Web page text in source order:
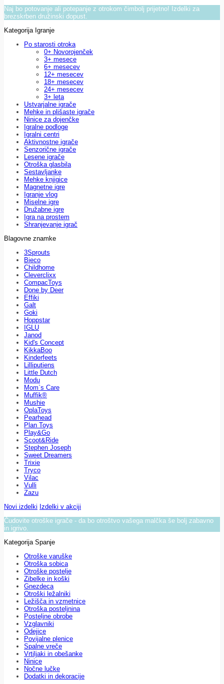
Naj bo potovanje ali potepanje z otrokom čimbolj prijetno! Izdelki za
brezskrben družinski dopust.
Kategorija Igranje
Po starosti otroka
0+ Novorojenček
3+ mesece
6+ mesecev
12+ mesecev
18+ mesecev
24+ mesecev
3+ leta
Ustvarjalne igrače
Mehke in plišaste igrače
Ninice za dojenčke
Igralne podloge
Igralni centri
Aktivnostne igrače
Senzorične igrače
Lesene igrače
Otroška glasbila
Sestavljanke
Mehke knjigice
Magnetne igre
Igranje vlog
Miselne igre
Družabne igre
Igra na prostem
Shranjevanje igrač
Blagovne znamke
3Sprouts
Bieco
Childhome
Cleverclixx
CompacToys
Done by Deer
Effiki
Galt
Goki
Hoppstar
IGLU
Janod
Kid's Concept
KikkaBoo
Kinderfeets
Lilliputiens
Little Dutch
Modu
Mom`s Care
Muffik®
Mushie
OplaToys
Pearhead
Plan Toys
Play&Go
Scoot&Ride
Stephen Joseph
Sweet Dreamers
Trixie
Tryco
Vilac
Vulli
Zazu
Novi izdelki Izdelki v akciji
Čudovite otroške igrače - da bo otroštvo vašega malčka še bolj zabavno
in igrivo.
Kategorija Spanje
Otroške varuške
Otroška sobica
Otroške postelje
Zibelke in koški
Gnezdeca
Otroški ležalniki
Ležišča in vzmetnice
Otroška posteljnina
Posteljne obrobe
Vzglavniki
Odejice
Povijalne plenice
Spalne vreče
Vrtiljaki in obešanke
Ninice
Nočne lučke
Dodatki in dekoracije